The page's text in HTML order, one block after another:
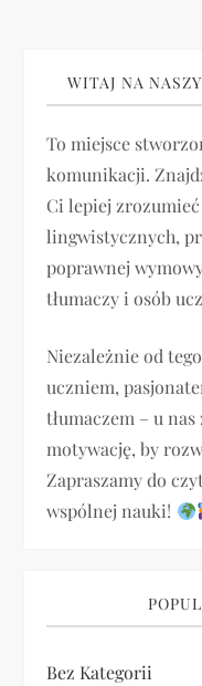
a
c
j
a
w
p
i
s
u
WITAJ NA
To miejsce
komunikacji.
Ci lepiej
lingwistycznych,
poprawnej
tłumaczy i osób
Niezależnie od
uczniem,
tłumaczem – u
motywację, by
Zapraszamy do
wspólnej nauki!
Bez Kategorii